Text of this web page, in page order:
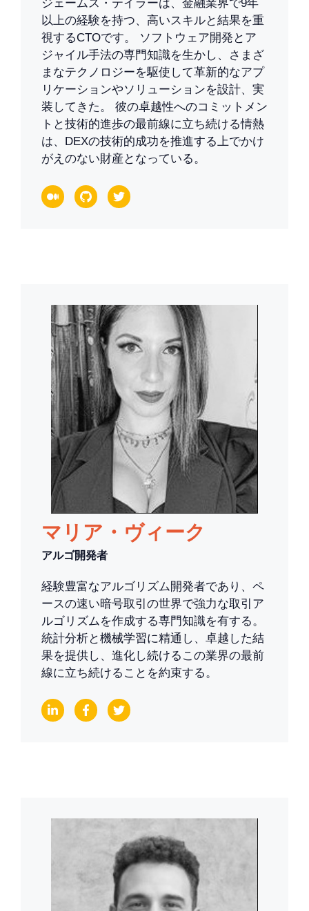
ジェームス・テイラーは、金融業界で9年
以上の経験を持つ、高いスキルと結果を重
視するCTOです。 ソフトウェア開発とア
ジャイル手法の専門知識を生かし、さまざ
まなテクノロジーを駆使して革新的なアプ
リケーションやソリューションを設計、実
装してきた。 彼の卓越性へのコミットメン
トと技術的進歩の最前線に立ち続ける情熱
は、DEXの技術的成功を推進する上でかけ
がえのない財産となっている。
マリア・ヴィーク
アルゴ開発者
経験豊富なアルゴリズム開発者であり、ペ
ースの速い暗号取引の世界で強力な取引ア
ルゴリズムを作成する専門知識を有する。
統計分析と機械学習に精通し、卓越した結
果を提供し、進化し続けるこの業界の最前
線に立ち続けることを約束する。